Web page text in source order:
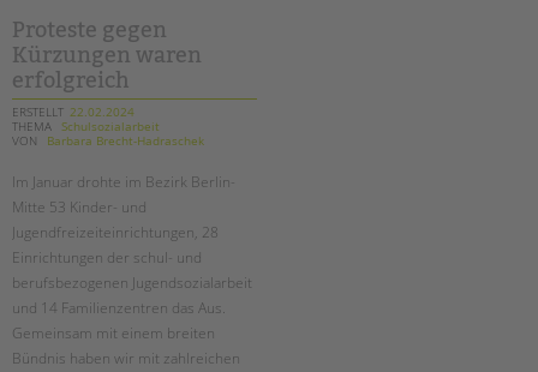
Förderzentren
Kollegs
EFöB
Schulbezogene Sozialarbeit
Tagesgruppen
HILFEN ZUR ERZIEHUNG
EINGLIEDERUNGSHILFE
BETREUTES WOHNEN
TANDEM BTL AKADEMIE
Proteste gegen
Kürzungen waren
erfolgreich
ERSTELLT 22.02.2024
THEMA Schulsozialarbeit
VON
Barbara Brecht-Hadraschek
Im Januar drohte im Bezirk Berlin-
Mitte 53 Kinder- und
Jugendfreizeiteinrichtungen, 28
Einrichtungen der schul- und
berufsbezogenen Jugendsozialarbeit
und 14 Familienzentren das Aus.
Gemeinsam mit einem breiten
Bündnis haben wir mit zahlreichen